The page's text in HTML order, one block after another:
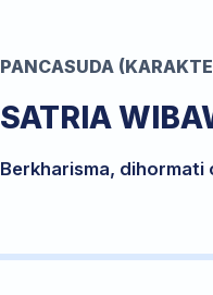
PANCASUDA
SATRIA
Berkharisma, dihormati